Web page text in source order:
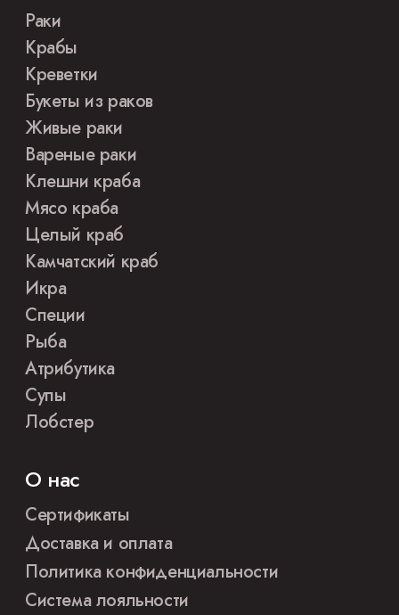
Раки
Крабы
Креветки
Букеты из раков
Живые раки
Вареные раки
Клешни краба
Мясо краба
Целый краб
Камчатский краб
Икра
Специи
Рыба
Атрибутика
Супы
Лобстер
О нас
Сертификаты
Доставка и оплата
Политика конфиденциальности
Система лояльности